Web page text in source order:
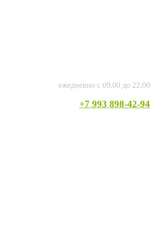
ежедневно с 09.00 до 22.00
+7 993 898-42-94